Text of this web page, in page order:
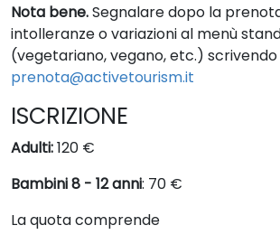
Nota bene.Segnalare dopo la
intolleranze o variazioni al menù
(vegetariano, vegano, etc.)
prenota@activetourism.it
ISCRIZIONE
Adulti:120 €
Bambini 8 - 12 anni: 70 €
La quota comprende